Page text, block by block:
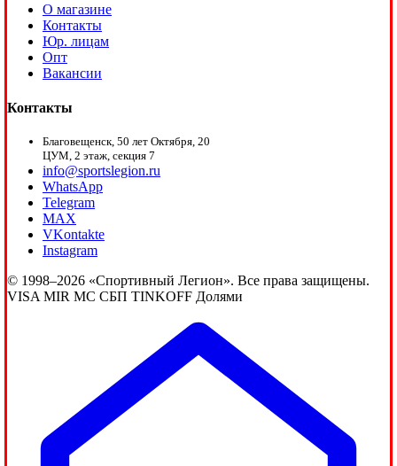
О магазине
Контакты
Юр. лицам
Опт
Вакансии
Контакты
Благовещенск, 50 лет Октября, 20
ЦУМ, 2 этаж, секция 7
info@sportslegion.ru
WhatsApp
Telegram
MAX
VKontakte
Instagram
© 1998–2026 «Спортивный Легион». Все права защищены.
VISA MIR MC СБП TINKOFF Долями